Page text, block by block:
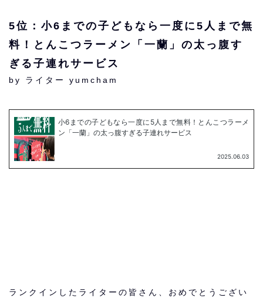
5位：小6までの子どもなら一度に5人まで無
料！とんこつラーメン「一蘭」の太っ腹す
ぎる子連れサービス
by ライター yumcham
ランクインしたライターの皆さん、おめでとうござい